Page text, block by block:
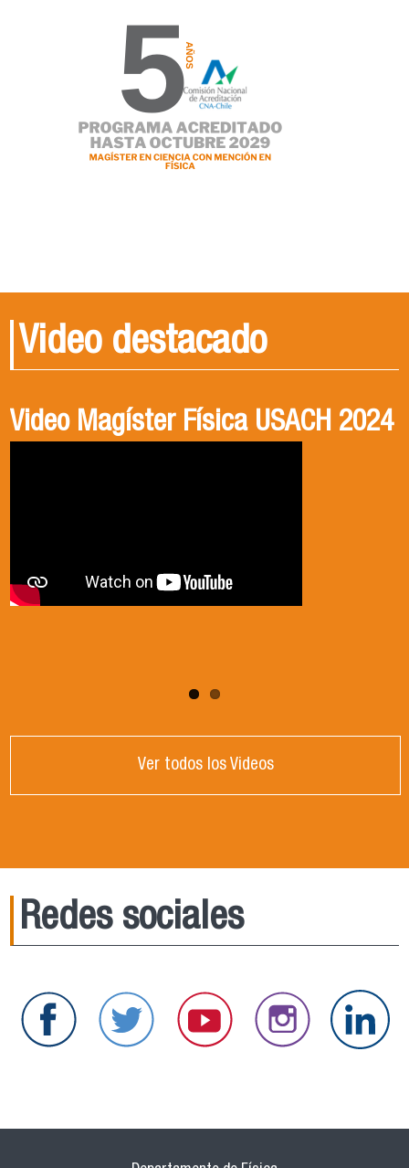
Video destacado
Video Magíster Física USACH 2024
Video Doctorado Física USACH
Ver todos los Videos
Redes sociales